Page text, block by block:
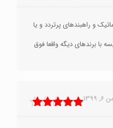
و راهبندهای پرتردد و یا
با برندهای دیگه واقعا فوق